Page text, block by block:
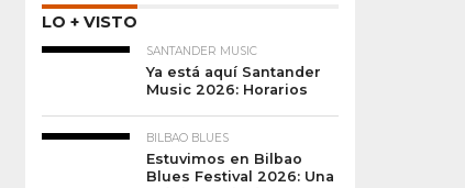
LO + VISTO
SANTANDER MUSIC
Ya está aquí Santander
Music 2026: Horarios
BILBAO BLUES
Estuvimos en Bilbao
Blues Festival 2026: Una